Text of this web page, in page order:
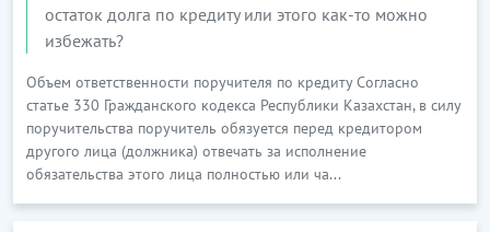
5. ПЛАТЕЖИ
по настоящему договору Сторона не получила от
другой Стороны уведомления об изменении
банковского счета, платеж осуществляется по
банковским реквизитам, указанным в настоящем
договоре.
остаток долга по кредиту или этого как-то можно
избежать?
Объем ответственности поручителя по кредиту Согласно
статье 330 Гражданского кодекса Республики Казахстан, в силу
поручительства поручитель обязуется перед кредитором
другого лица (должника) отвечать за исполнение
обязательства этого лица полностью или ча...